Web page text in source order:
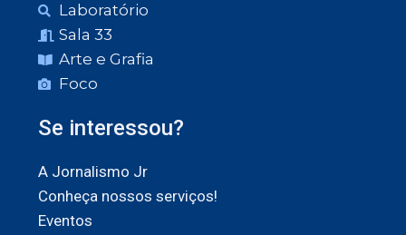
Laboratório
Sala 33
Arte e Grafia
Foco
Se interessou?
A Jornalismo Jr
Conheça nossos serviços!
Eventos